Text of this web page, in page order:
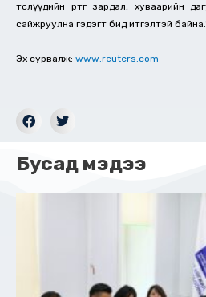
төслүүдийн өртөг зардал, хуваарийн
сайжруулна гэдэгт бид итгэлтэй
Эх сурвалж: www.reuters.com
Бусад мэдээ